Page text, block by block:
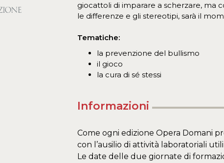
giocattoli di imparare a scherzare, ma
le differenze e gli stereotipi, sarà il
Tematiche:
la prevenzione del bullismo
il gioco
la cura di sé stessi
Informazioni
Come ogni edizione Opera Domani
con l’ausilio di attività laboratoriali
Le date delle due giornate di